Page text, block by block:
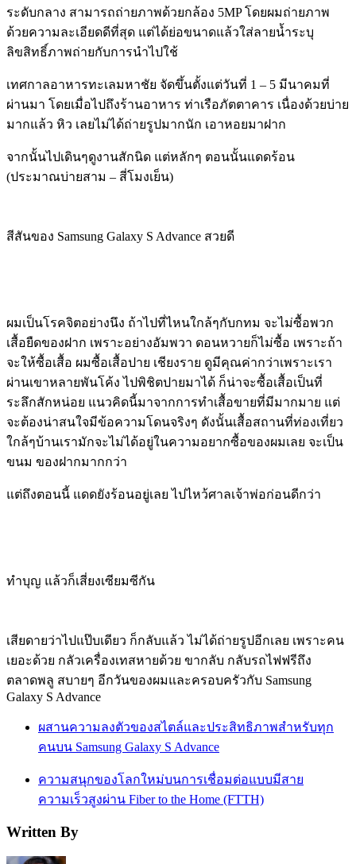
ระดับกลาง สามารถถ่ายภาพด้วยกล้อง 5MP โดยผมถ่ายภาพ
ด้วยความละเอียดดีที่สุด แต่ได้ย่อขนาดแล้วใส่ลายน้ำระบุ
ลิขสิทธิ์ภาพถ่ายกับการนำไปใช้
เทศกาลอาหารทะเลมหาชัย จัดขึ้นตั้งแต่วันที่ 1 – 5 มีนาคมที่
ผ่านมา โดยเมื่อไปถึงร้านอาหาร ท่าเรือภัตตาคาร เนื่องด้วยบ่าย
มากแล้ว หิว เลยไม่ได้ถ่ายรูปมากนัก เอาหอยมาฝาก
จากนั้นไปเดินๆดูงานสักนิด แต่หลักๆ ตอนนั้นแดดร้อน
(ประมาณบ่ายสาม – สี่โมงเย็น)
สีสันของ Samsung Galaxy S Advance สวยดี
ผมเป็นโรคจิตอย่างนึง ถ้าไปที่ไหนใกล้ๆกับกทม จะไม่ซื้อพวก
เสื้อยืดของฝาก เพราะอย่างอัมพวา ดอนหวายก็ไม่ซื้อ เพราะถ้า
จะให้ซื้อเสื้อ ผมซื้อเสื้อปาย เชียงราย ดูมีคุณค่ากว่าเพราะเรา
ผ่านเขาหลายพันโค้ง ไปพิชิตปายมาได้ ก็น่าจะซื้อเสื้อเป็นที่
ระลึกสักหน่อย แนวคิดนี้มาจากการทำเสื้อขายที่มีมากมาย แต่
จะต้องน่าสนใจมีข้อความโดนจริงๆ ดังนั้นเสื้อสถานที่ท่องเที่ยว
ใกล้ๆบ้านเรามักจะไม่ได้อยู่ในความอยากซื้อของผมเลย จะเป็น
ขนม ของฝากมากกว่า
แต่ถึงตอนนี้ แดดยังร้อนอยู่เลย ไปไหว้ศาลเจ้าพ่อก่อนดีกว่า
ทำบุญ แล้วก็เสี่ยงเซียมซีกัน
เสียดายว่าไปแป๊บเดียว ก็กลับแล้ว ไม่ได้ถ่ายรูปอีกเลย เพราะคน
เยอะด้วย กลัวเครื่องเทสหายด้วย ขากลับ กลับรถไฟฟรีถึง
ตลาดพลู สบายๆ อีกวันของผมและครอบครัวกับ Samsung
Galaxy S Advance
ผสานความลงตัวของสไตล์และประสิทธิภาพสำหรับทุก
คนบน Samsung Galaxy S Advance
ความสนุกของโลกใหม่บนการเชื่อมต่อแบบมีสาย
ความเร็วสูงผ่าน Fiber to the Home (FTTH)
Written By